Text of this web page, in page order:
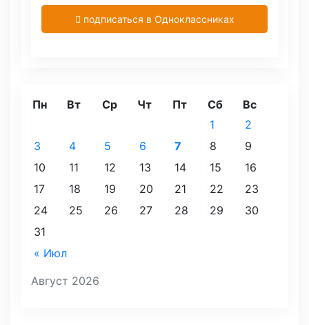
подписаться в Одноклассниках
Август 2026
Пн Вт Ср Чт Пт Сб Вс
« Июл
1
2
3
4 5 6 7 8
9
10
11 12 13 14 15
16
17
18 19 20 21 22
23
24
25 26 27 28 29
30
31